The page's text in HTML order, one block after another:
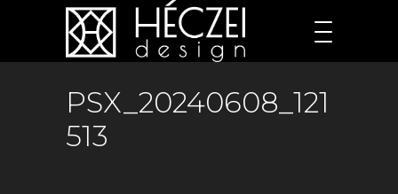
PSX_20240608_121
513